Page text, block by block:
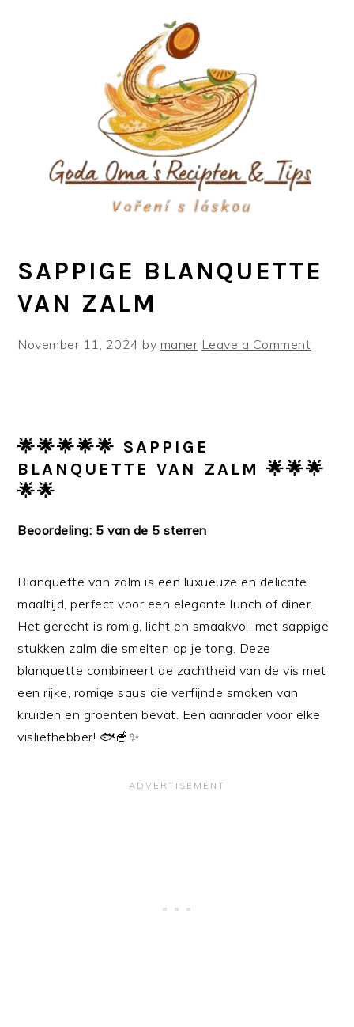
SAPPIGE BLANQUETTE
VAN ZALM
November 11, 2024 by maner Leave a Comment
🌟🌟🌟🌟🌟 SAPPIGE
BLANQUETTE VAN ZALM 🌟🌟🌟
🌟🌟
Beoordeling: 5 van de 5 sterren
Blanquette van zalm is een luxueuze en delicate
maaltijd, perfect voor een elegante lunch of diner.
Het gerecht is romig, licht en smaakvol, met sappige
stukken zalm die smelten op je tong. Deze
blanquette combineert de zachtheid van de vis met
een rijke, romige saus die verfijnde smaken van
kruiden en groenten bevat. Een aanrader voor elke
visliefhebber! 🐟🥣✨